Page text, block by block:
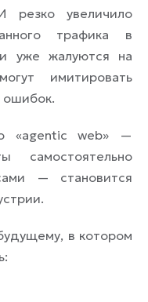
резко увеличило
трафика в
уже жалуются на
имитировать
ошибок.
«agentic web» —
самостоятельно
— становится
в котором